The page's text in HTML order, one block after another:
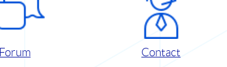
Forum Contact